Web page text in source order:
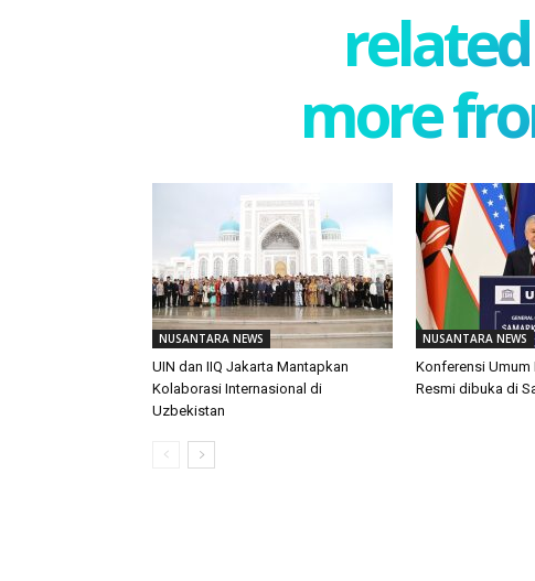
more
NUSANTARA NEWS
UIN dan IIQ Jakarta Mantapkan
Kolaborasi Internasional di
Uzbekistan
NUSANTARA NEWS
Konferensi Umum
Resmi dibuka di